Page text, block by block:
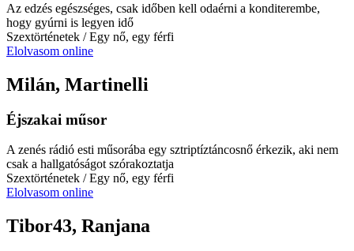
Az edzés egészséges, csak időben kell odaérni a konditerembe,
hogy gyúrni is legyen idő
Szextörténetek / Egy nő, egy férfi
Elolvasom online
Milán, Martinelli
Éjszakai műsor
A zenés rádió esti műsorába egy sztriptíztáncosnő érkezik, aki nem
csak a hallgatóságot szórakoztatja
Szextörténetek / Egy nő, egy férfi
Elolvasom online
Tibor43, Ranjana